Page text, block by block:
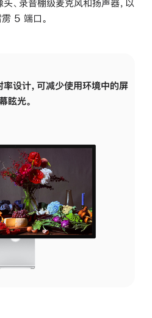
录音棚级麦克风和扬声器，以
5 端口。
设计，可减少使用环境中的屏
眩光。